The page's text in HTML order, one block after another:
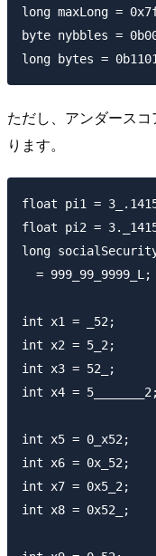
long maxLong =
byte nybbles =
ただし、アンダース
ります。
float pi1 =
float pi2 =
long
=
int x1 = _52;
int x2 = 5_2;
int x3 = 52_;
int x4 =
int x5 = 0_x52;
int x6 = 0x_52;
int x7 = 0x5_2;
int x8 = 0x52_;